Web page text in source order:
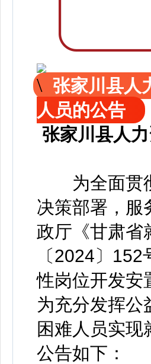
张家川县人
人员的公告
张家川县人
为全面贯彻
决策部署，服
政厅《甘肃省
〔2024〕
性岗位开发安
为充分发挥公
困难人员实
公告如下：